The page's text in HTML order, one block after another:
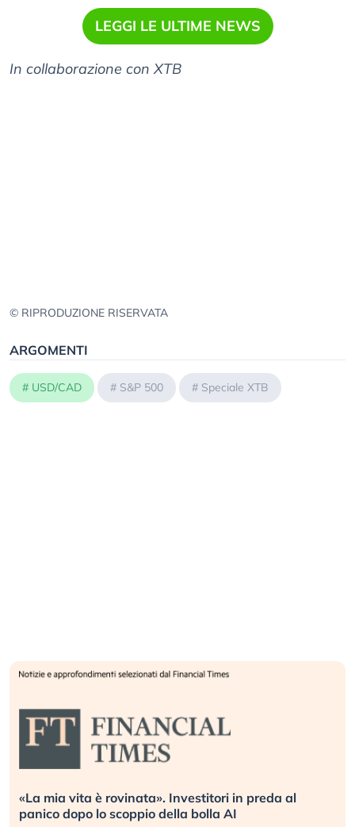
LEGGI LE ULTIME NEWS
In collaborazione con XTB
© RIPRODUZIONE RISERVATA
ARGOMENTI
# USD/CAD # S&P 500 # Speciale XTB
Quando la finanza pesa più dell’economia reale.
L’America sta ripetendo gli errori del 2008?